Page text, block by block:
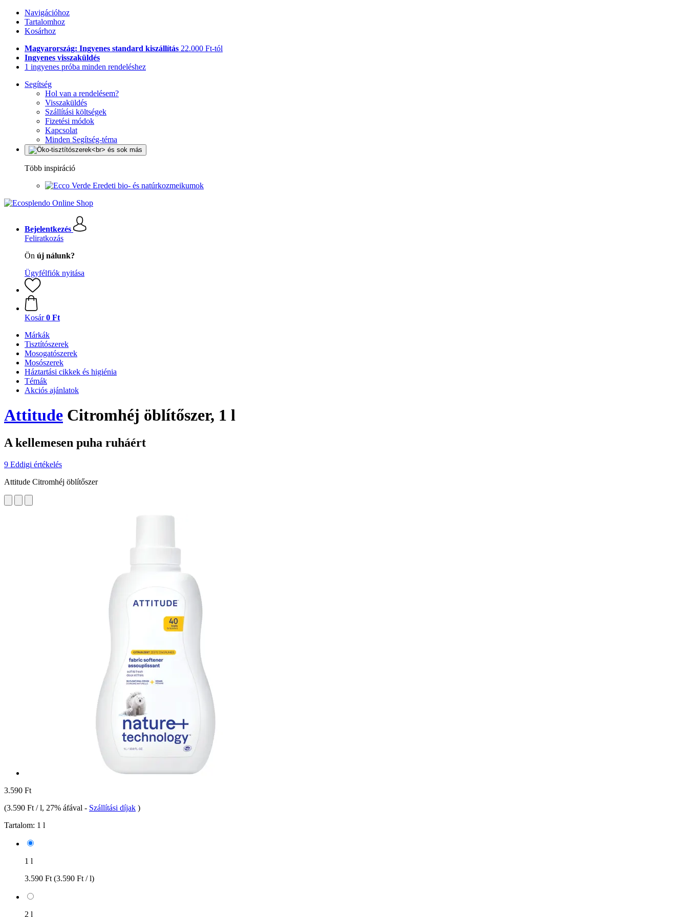
Navigációhoz
Tartalomhoz
Kosárhoz
Magyarország: Ingyenes standard kiszállítás 22.000 Ft-tól
Ingyenes visszaküldés
1 ingyenes próba minden rendeléshez
Segítség
Hol van a rendelésem?
Visszaküldés
Szállítási költségek
Fizetési módok
Kapcsolat
Minden Segítség-téma
Több inspiráció
Eredeti bio- és natúrkozmeikumok
Bejelentkezés
Feliratkozás
Ön új nálunk?
Ügyfélfiók nyitása
Kosár 0 Ft
Márkák
Tisztítószerek
Mosogatószerek
Mosószerek
Háztartási cikkek és higiénia
Témák
Akciós ajánlatok
Attitude Citromhéj öblítőszer, 1 l
A kellemesen puha ruháért
9 Eddigi értékelés
Attitude Citromhéj öblítőszer
3.590 Ft
(3.590 Ft / l, 27% áfával - Szállítási díjak )
Tartalom: 1 l
1 l
3.590 Ft (3.590 Ft / l)
2 l